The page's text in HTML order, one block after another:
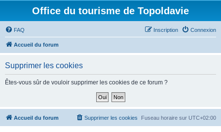
Office du tourisme de Topoldavie
FAQ Connexion
Inscription
Accueil du forum
Supprimer les cookies
Êtes-vous sûr de vouloir supprimer les cookies de ce forum ?
Accueil du forum Fuseau horaire sur UTC+02:00
Supprimer les cookies